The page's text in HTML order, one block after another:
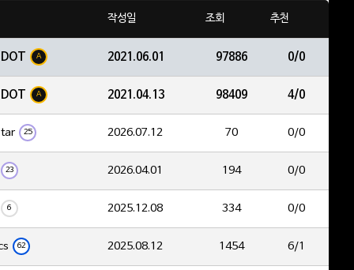
작성일 조회 추천
A 2021.06.01 97886 0/0
A 2021.04.13 98409 4/0
25 2026.07.12 70 0/0
23 2026.04.01 194 0/0
6 2025.12.08 334 0/0
62 2025.08.12 1454 6/1